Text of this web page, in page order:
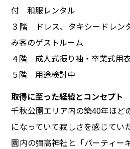
付 和服レンタル
３階 ドレス、タキシードレン
み客のゲストルーム
４階 成人式振り袖・卒業式用
５階 用途検討中
取得に至った経緯とコンセプト
千秋公園エリア内の築40年ほど
になっていて寂しさを感じてい
園内の彌高神社と「パーティー